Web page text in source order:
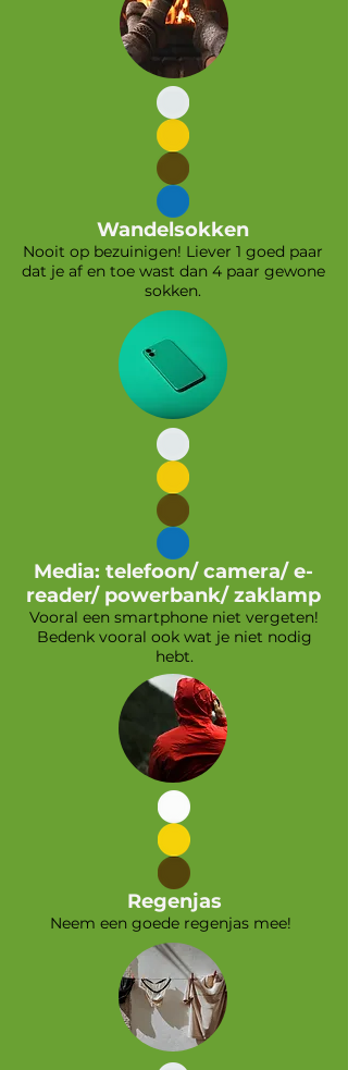
Wandelsokken
Nooit op bezuinigen! Liever 1 goed paar
dat je af en toe wast dan 4 paar gewone
sokken.
Media: telefoon/ camera/ e-
reader/ powerbank/ zaklamp
Vooral een smartphone niet vergeten!
Bedenk vooral ook wat je niet nodig
hebt.
Regenjas
Neem een goede regenjas mee!